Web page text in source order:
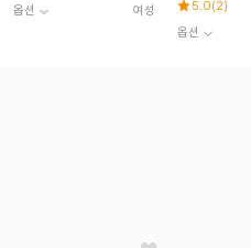
옵션 여성 5.0(2)
옵션